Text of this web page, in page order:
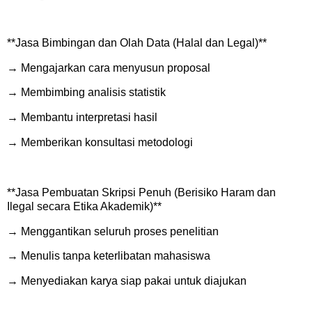
**Jasa Bimbingan dan Olah Data (Halal dan Legal)**
→ Mengajarkan cara menyusun proposal
→ Membimbing analisis statistik
→ Membantu interpretasi hasil
→ Memberikan konsultasi metodologi
**Jasa Pembuatan Skripsi Penuh (Berisiko Haram dan
Ilegal secara Etika Akademik)**
→ Menggantikan seluruh proses penelitian
→ Menulis tanpa keterlibatan mahasiswa
→ Menyediakan karya siap pakai untuk diajukan